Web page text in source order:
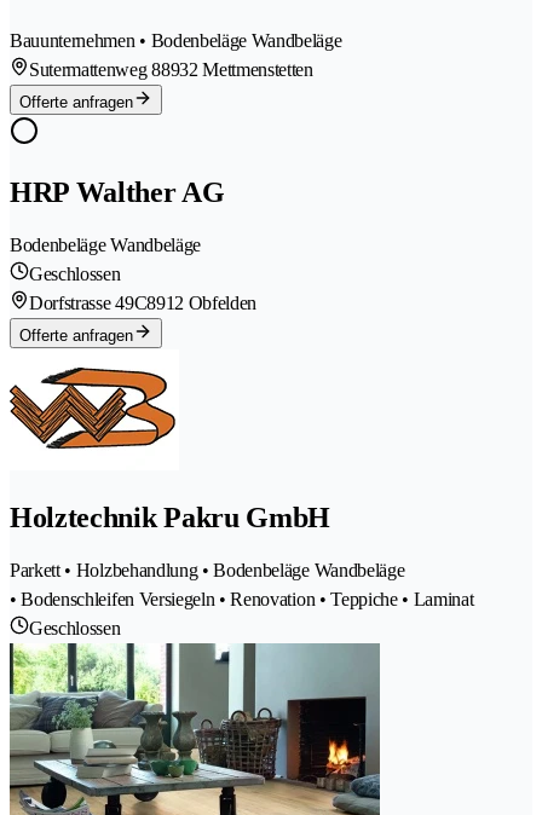
Bauunternehmen • Bodenbeläge Wandbeläge
Sutermattenweg 88932 Mettmenstetten
Offerte anfragen
HRP Walther AG
Bodenbeläge Wandbeläge
Geschlossen
Dorfstrasse 49C8912 Obfelden
Offerte anfragen
Holztechnik Pakru GmbH
Parkett • Holzbehandlung • Bodenbeläge Wandbeläge
• Bodenschleifen Versiegeln • Renovation • Teppiche • Laminat
Geschlossen